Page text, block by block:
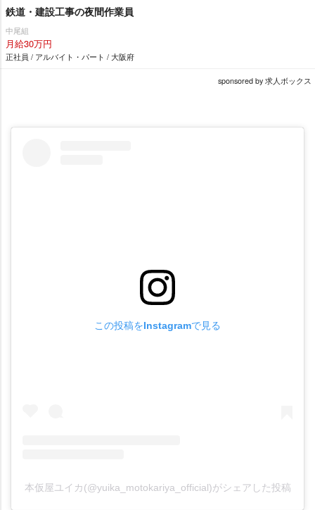
鉄道・建設工事の夜間作業員
中尾組
月給30万円
正社員 / アルバイト・パート / 大阪府
sponsored by 求人ボックス
この投稿をInstagramで見る
本仮屋ユイカ(@yuika_motokariya_official)がシェアした投稿